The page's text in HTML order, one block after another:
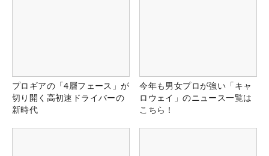
プロギアの「4層フェース」が
切り開く高初速ドライバーの
新時代
今年も男女プロが強い「キャ
ロウェイ」のニュース一覧は
こちら！